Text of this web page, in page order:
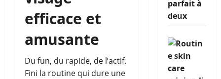
efficace et
amusante
Du fun, du rapide, de l’actif.
Fini la routine qui dure une
parfait à
deux